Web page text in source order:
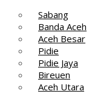
Sabang
Banda Aceh
Aceh Besar
Pidie
Pidie Jaya
Bireuen
Aceh Utara